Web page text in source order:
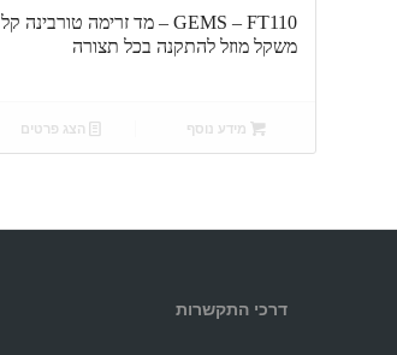
GEMS – FT110 – מד זרימה טורבינה קל
משקל מוזל להתקנה בכל תצורה
מידע נוסף הצג פרטים
דרכי התקשרות